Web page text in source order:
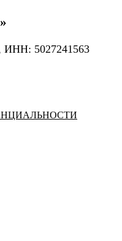
ИНН: 5027241563